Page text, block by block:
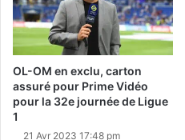
OL-OM en exclu, carton
assuré pour Prime Vidéo
pour la 32e journée de Ligue
1
21 Avr 2023 17:48 pm